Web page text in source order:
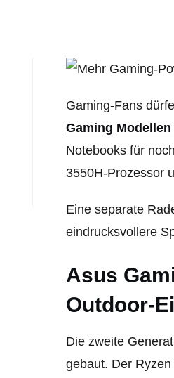
Gaming-Fans
Gaming
Notebooks für
3550H-Prozessor
Eine separate
eindrucksvollere
Asus
Outdoor-
Die zweite
gebaut. Der